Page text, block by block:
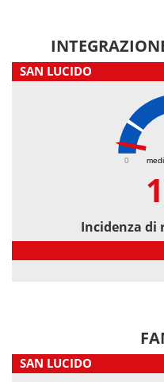
SAN LUCIDO
0
Incidenza di
SAN LUCIDO